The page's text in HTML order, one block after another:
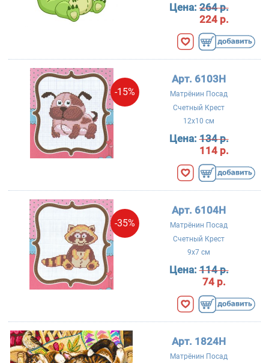
Цена:264 р.
224 р.
-15%
Арт. 6103Н
Матрёнин Посад
Счетный Крест
12x10 см
Цена:134 р.
114 р.
-35%
Арт. 6104Н
Матрёнин Посад
Счетный Крест
9x7 см
Цена:114 р.
74 р.
Арт. 1824Н
Матрёнин Посад